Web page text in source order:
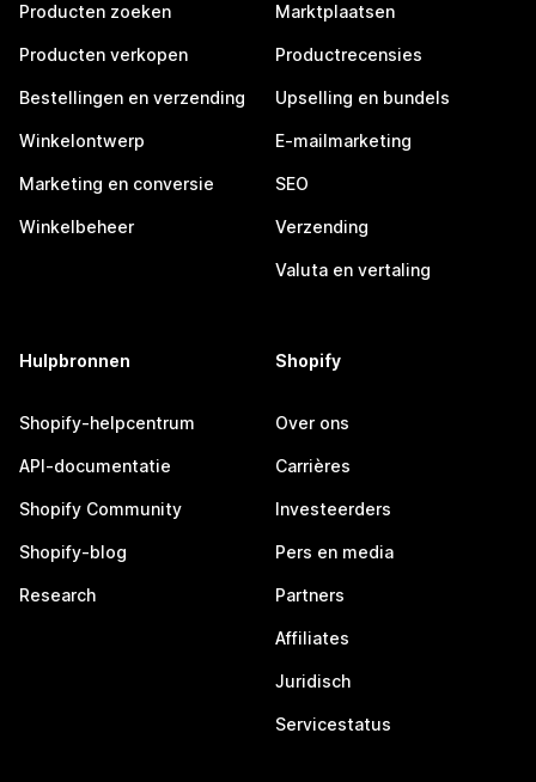
Producten zoeken
Producten verkopen
Bestellingen en verzending
Winkelontwerp
Marketing en conversie
Winkelbeheer
Marktplaatsen
Productrecensies
Upselling en bundels
E-mailmarketing
SEO
Verzending
Valuta en vertaling
Hulpbronnen
Shopify-helpcentrum
API-documentatie
Shopify Community
Shopify-blog
Research
Shopify
Over ons
Carrières
Investeerders
Pers en media
Partners
Affiliates
Juridisch
Servicestatus